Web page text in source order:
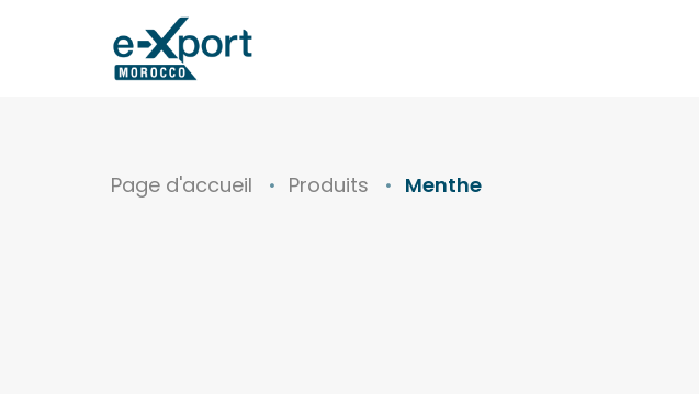
Page d'accueil Produits Menthe